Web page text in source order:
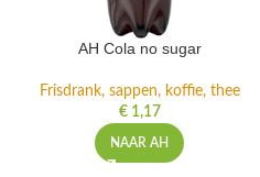
AH Cola no sugar
Frisdrank, sappen, koffie, thee
€1,17
NAAR AH